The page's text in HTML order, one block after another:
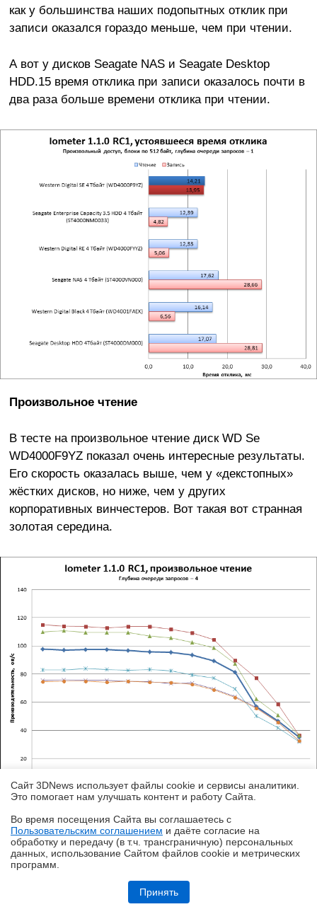
Обзор системы жидкостного охлаждения MSI MEG CoreLiquid E15
360: экран-водопад теперь и на СЖО
как у большинства наших подопытных отклик при
записи оказался гораздо меньше, чем при чтении.
А вот у дисков Seagate NAS и Seagate Desktop
HDD.15 время отклика при записи оказалось почти в
два раза больше времени отклика при чтении.
Произвольное чтение
В тесте на произвольное чтение диск WD Se
WD4000F9YZ показал очень интересные результаты.
Его скорость оказалась выше, чем у «декстопных»
жёстких дисков, но ниже, чем у других
корпоративных винчестеров. Вот такая вот странная
золотая середина.
Сайт 3DNews использует файлы cookie и сервисы аналитики.
Это помогает нам улучшать контент и работу Cайта.
Во время посещения Cайта вы соглашаетесь с
Пользовательским соглашением и даёте согласие на
обработку и передачу (в т.ч. трансграничную) персональных
данных, использование Cайтом файлов cookie и метрических
программ.
Принять